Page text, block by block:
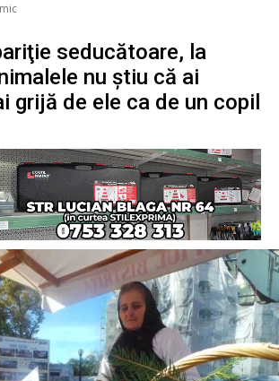
seducătoare, la
nu ştiu că ai
grijă de ele ca de un copil